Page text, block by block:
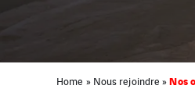
Home » Nous rejoindre »Nos